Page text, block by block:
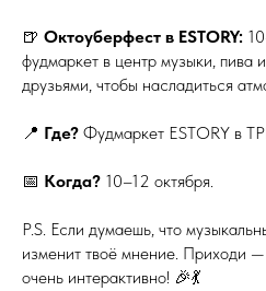
🍺 Октоуберфест в ESTORY:
фудмаркет в центр музыки, пива
друзьями, чтобы насладиться
📍 Где? Фудмаркет ESTORY в
📅 Когда? 10–12 октября.
P.S. Если думаешь, что
изменит твоё мнение. Приходи
очень интерактивно! 🎉💃